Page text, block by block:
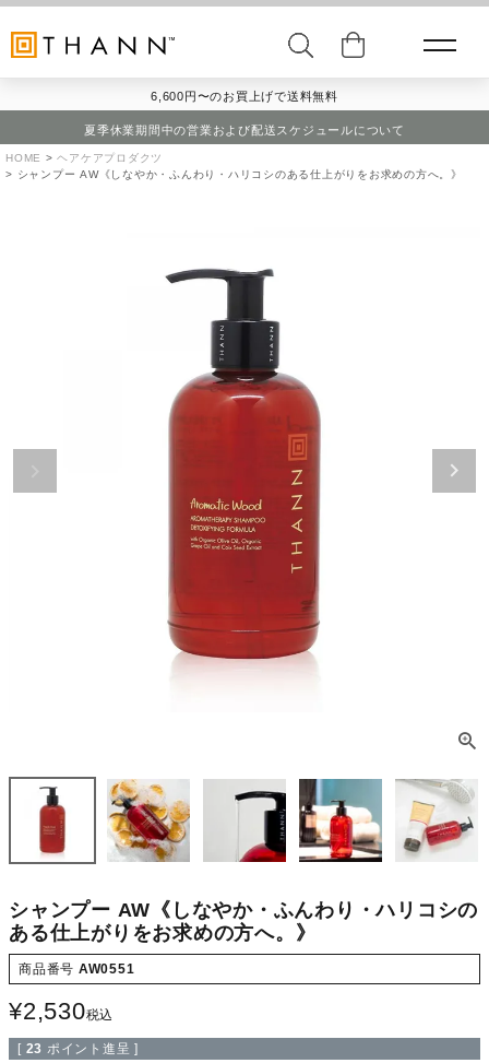
6,600円〜のお買上げで送料無料
夏季休業期間中の営業および配送スケジュールについて
HOME
ヘアケアプロダクツ
シャンプー AW《しなやか・ふんわり・ハリコシのある仕上がりをお求めの方へ。》
シャンプー AW《しなやか・ふんわり・ハリコシの
ある仕上がりをお求めの方へ。》
商品番号 AW0551
¥2,530税込
[ 23 ポイント進呈 ]